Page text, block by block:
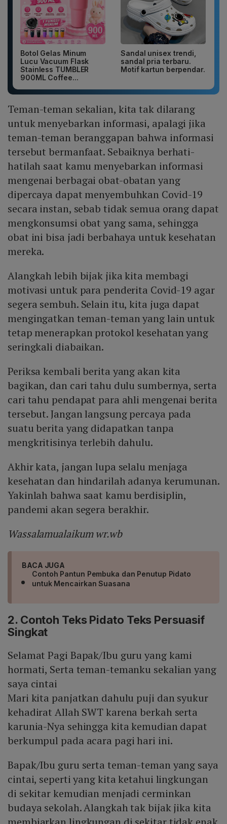
Botol Gelas Minum
Lucu Vacuum Flask
Stainless TUMBLER
900ML Coffee...
Sandal unisex trendi,
sandal pria terbaru.
Motif kartun berpendar.
Teman-teman sekalian, kita tak dilarang
untuk menyebarkan informasi, apalagi jika
teman-teman beranggapan bahwa informasi
tersebut bermanfaat. Sebaiknya berhati-
hatilah saat kamu menyebarkan informasi
mengenai berbagai obat-obatan yang
dipercaya dapat menyembuhkan Covid-19
secara instan, sebab tidak semua orang dapat
mengkonsumsi obat yang sama, sehingga
obat ini bisa jadi berbahaya untuk kesehatan
mereka.
Alangkah lebih bijak jika kita membagi
motivasi untuk para penderita Covid-19 agar
segera sembuh. Selain itu, kita juga dapat
mengingatkan teman-teman yang lain untuk
tetap menerapkan protokol kesehatan yang
seringkali diabaikan.
Periksa kembali berita yang akan kita
bagikan, dan cari tahu dulu sumbernya, serta
cari tahu pendapat para ahli mengenai berita
tersebut. Jangan langsung percaya pada
suatu berita yang didapatkan tanpa
mengkritisinya terlebih dahulu.
Akhir kata, jangan lupa selalu menjaga
kesehatan dan hindarilah adanya kerumunan.
Yakinlah bahwa saat kamu berdisiplin,
pandemi akan segera berakhir.
Wassalamualaikum wr.wb
BACA JUGA
Contoh Pantun Pembuka dan Penutup Pidato
untuk Mencairkan Suasana
2. Contoh Teks Pidato Teks Persuasif
Singkat
Selamat Pagi Bapak/Ibu guru yang kami
hormati, Serta teman-temanku sekalian yang
saya cintai
Mari kita panjatkan dahulu puji dan syukur
kehadirat Allah SWT karena berkah serta
karunia-Nya sehingga kita kemudian dapat
berkumpul pada acara pagi hari ini.
Bapak/Ibu guru serta teman-teman yang saya
cintai, seperti yang kita ketahui lingkungan
di sekitar kemudian menjadi cerminkan
budaya sekolah. Alangkah tak bijak jika kita